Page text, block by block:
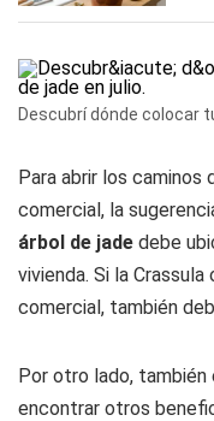
Descubrí dónde colocar
Para abrir los caminos
comercial, la
árbol de jade debe
vivienda. Si la
comercial, también
Por otro lado,
encontrar otros